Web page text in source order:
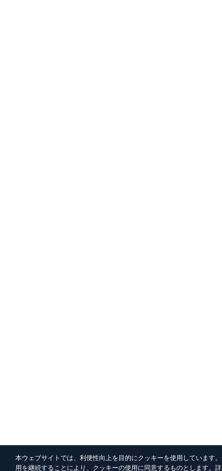
本ウェブサイトでは、利便性向上を目的にクッキーを使用しています
用を継続することにより、クッキーの使用に同意するものとします。